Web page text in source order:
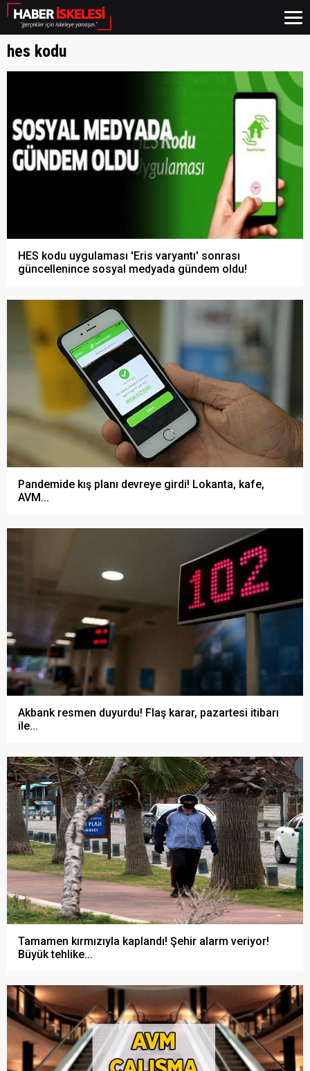
hes kodu
HES kodu uygulaması 'Eris varyantı' sonrası
güncellenince sosyal medyada gündem oldu!
Pandemide kış planı devreye girdi! Lokanta, kafe,
AVM...
Akbank resmen duyurdu! Flaş karar, pazartesi itibarı
ile...
Tamamen kırmızıyla kaplandı! Şehir alarm veriyor!
Büyük tehlike...